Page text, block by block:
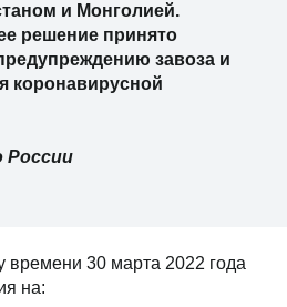
и Монголией.
решение принято
завоза и
коронавирусной
России
времени 30 марта 2022 года
на: